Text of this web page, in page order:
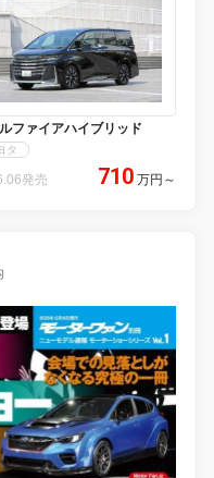
ファイアハイブリッド
タ
発売 710 万円 ～